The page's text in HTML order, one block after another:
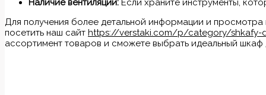
Наличие вентиляции: Если храните инструменты,
Для получения более детальной информации и
посетить наш сайт https://verstaki.com/p/category/shkafy-
ассортимент товаров и сможете выбрать идеальный шкаф